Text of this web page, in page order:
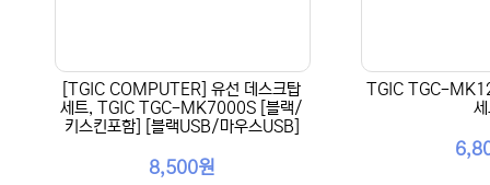
[TGIC COMPUTER] 유선 데스크탑
세트, TGIC TGC-MK7000S [블랙/
키스킨포함] [블랙USB/마우스USB]
8,500원
TGIC TGC-